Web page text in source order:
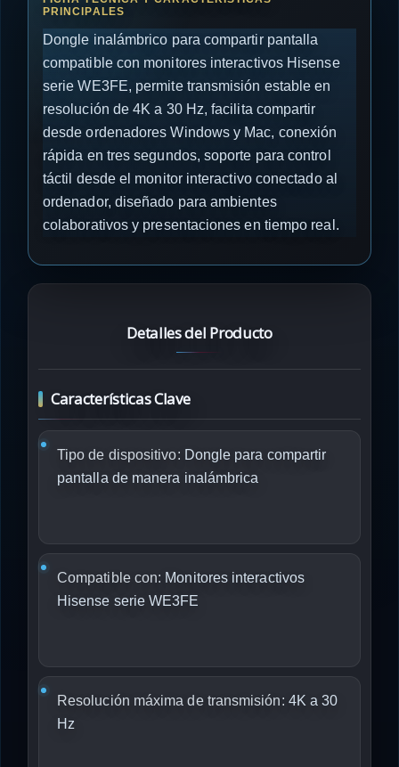
Dongle inalámbrico para compartir pantalla
compatible con monitores interactivos Hisense
serie WE3FE, permite transmisión estable en
resolución de 4K a 30 Hz, facilita compartir
desde ordenadores Windows y Mac, conexión
rápida en tres segundos, soporte para control
táctil desde el monitor interactivo conectado al
ordenador, diseñado para ambientes
colaborativos y presentaciones en tiempo real.
Detalles del Producto
Características Clave
Tipo de dispositivo: Dongle para compartir
pantalla de manera inalámbrica
Compatible con: Monitores interactivos
Hisense serie WE3FE
Resolución máxima de transmisión: 4K a 30
Hz